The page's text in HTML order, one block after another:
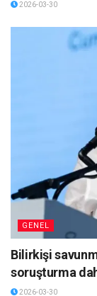
2026-03-30
GENEL
Bilirkişi
soruşturma
2026-03-30